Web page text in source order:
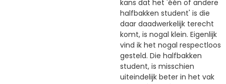
kans dat het 'één of andere
halfbakken student' is die
daar daadwerkelijk terecht
komt, is nogal klein. Eigenlijk
vind ik het nogal respectloos
gesteld. Die halfbakken
student, is misschien
uiteindelijk beter in het vak